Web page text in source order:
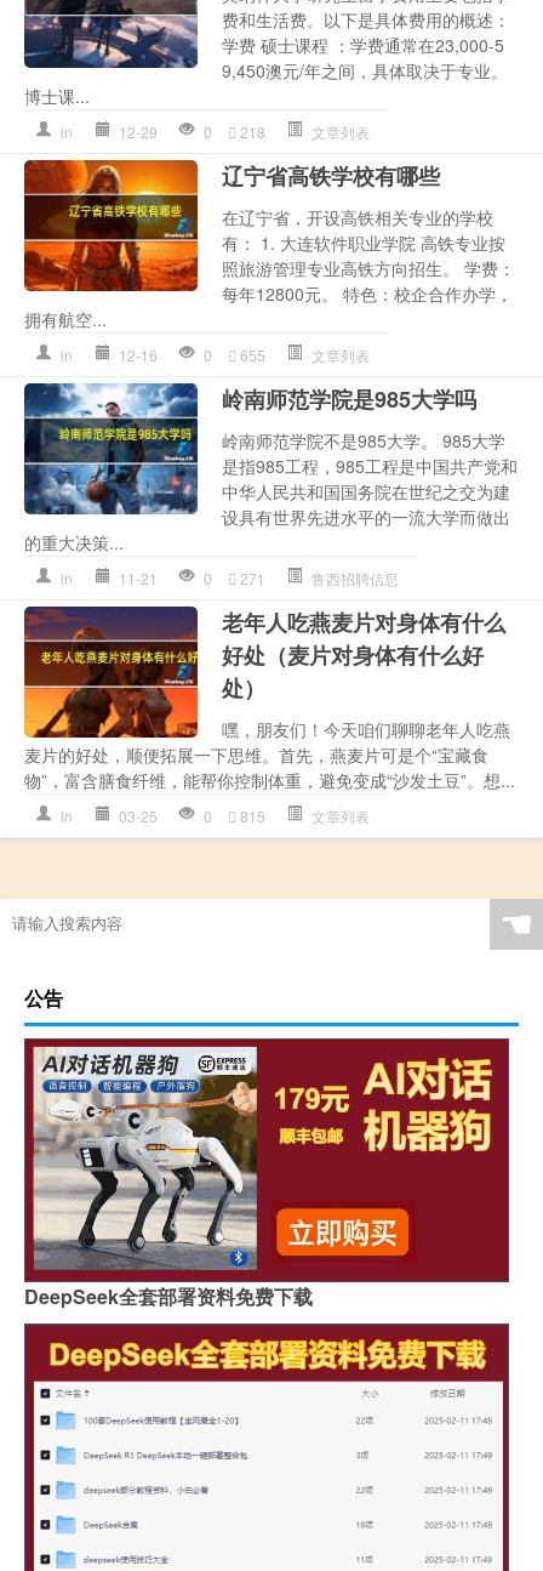
费和生活费。以下是具体费用的概述：
学费 硕士课程 ：学费通常在23,000-5
9,450澳元/年之间，具体取决于专业。
博士课...
ln 12-29 0 218 文章列表
辽宁省高铁学校有哪些
在辽宁省，开设高铁相关专业的学校
有： 1. 大连软件职业学院 高铁专业按
照旅游管理专业高铁方向招生。 学费：
每年12800元。 特色：校企合作办学，
拥有航空...
ln 12-16 0 655 文章列表
岭南师范学院是985大学吗
岭南师范学院不是985大学。 985大学
是指985工程，985工程是中国共产党和
中华人民共和国国务院在世纪之交为建
设具有世界先进水平的一流大学而做出
的重大决策...
ln 11-21 0 271 鲁西招聘信息
老年人吃燕麦片对身体有什么
好处（麦片对身体有什么好
处）
嘿，朋友们！今天咱们聊聊老年人吃燕
麦片的好处，顺便拓展一下思维。首先，燕麦片可是个“宝藏食
物”，富含膳食纤维，能帮你控制体重，避免变成“沙发土豆”。想...
ln 03-25 0 815 文章列表
☚
公告
DeepSeek全套部署资料免费下载